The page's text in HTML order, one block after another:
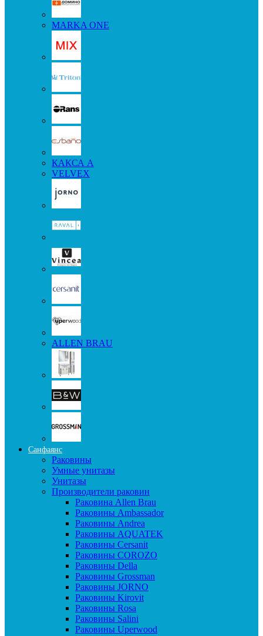
MARKA ONE
КАКСА А
VELVEX
ALLEN BRAU
Санфаянс
Раковины
Умные унитазы
Унитазы
Производители раковин
Раковина Allen Brau
Раковины Ambassador
Раковины Andrea
Раковины AQUATEK
Раковины Cersanit
Раковины COROZO
Раковины Della
Раковины Grossman
Раковины JORNO
Раковины Kirovit
Раковины Rosa
Раковины Salini
Раковины Uperwood